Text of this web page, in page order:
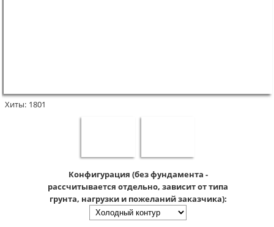
Хиты: 1801
Конфигурация (без фундамента -
рассчитывается отдельно, зависит от типа
грунта, нагрузки и пожеланий заказчика):